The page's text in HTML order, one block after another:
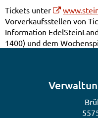
Tickets unter
Vorverkaufsstellen von
Information
1400) und dem